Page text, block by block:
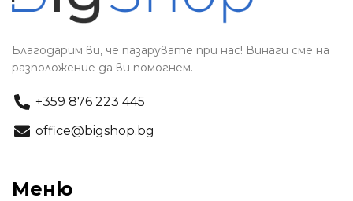
Благодарим ви, че пазарувате при нас! Винаги сме на
разположение да ви помогнем.
+359 876 223 445
office@bigshop.bg
Меню